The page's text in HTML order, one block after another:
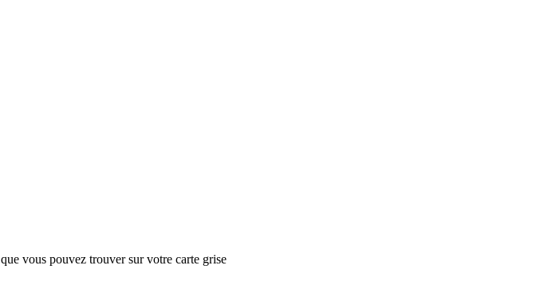
que vous pouvez trouver sur votre carte grise